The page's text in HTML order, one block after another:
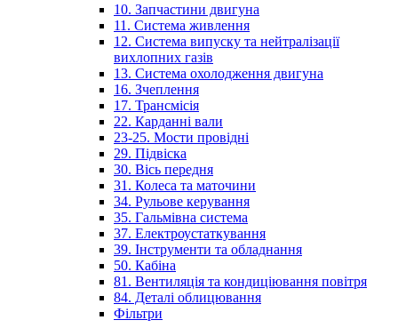
10. Запчастини двигуна
11. Система живлення
12. Система випуску та нейтралізації
вихлопних газів
13. Система охолодження двигуна
16. Зчеплення
17. Трансмісія
22. Карданні вали
23-25. Мости провідні
29. Підвіска
30. Вісь передня
31. Колеса та маточини
34. Рульове керування
35. Гальмівна система
37. Електроустаткування
39. Інструменти та обладнання
50. Кабіна
81. Вентиляція та кондиціювання повітря
84. Деталі облицювання
Фільтри